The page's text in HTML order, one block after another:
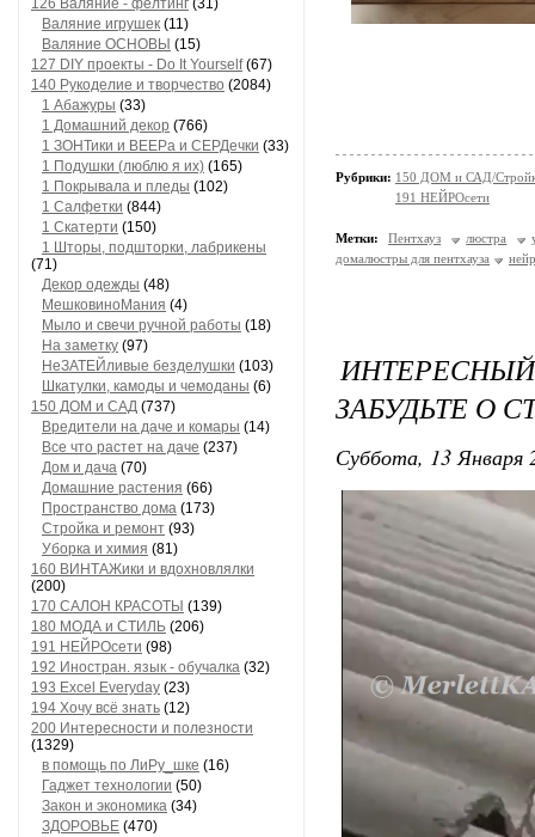
126 Валяние - фелтинг (31)
Валяние игрушек (11)
Валяние ОСНОВЫ (15)
127 DIY проекты - Do It Yourself(67)
140 Рукоделие и творчество (2084)
1 Абажуры (33)
1 Домашний декор (766)
1 ЗОНТики и ВЕЕРа и СЕРДечки (33)
1 Подушки (люблю я их) (165)
1 Покрывала и пледы (102)
1 Салфетки (844)
1 Скатерти (150)
1 Шторы, подшторки, лабрикены
(71)
Декор одежды (48)
МешковиноМания (4)
Мыло и свечи ручной работы (18)
На заметку (97)
НеЗАТЕЙливые безделушки (103)
Шкатулки, камоды и чемоданы (6)
150 ДОМ и САД (737)
Вредители на даче и комары (14)
Все что растет на даче (237)
Дом и дача (70)
Домашние растения (66)
Пространство дома (173)
Стройка и ремонт (93)
Уборка и химия (81)
160 ВИНТАЖики и вдохновлялки
(200)
170 САЛОН КРАСОТЫ (139)
180 МОДА и СТИЛЬ (206)
191 НЕЙРОсети (98)
192 Иностран. язык - обучалка (32)
193 Excel Everyday (23)
194 Хочу всё знать (12)
200 Интересности и полезности
(1329)
в помощь по ЛиРу_шке (16)
Гаджет технологии (50)
Закон и экономика (34)
ЗДОРОВЬЕ (470)
Рубрики: 150 ДОМ и САД/
191 НЕЙРОсети
Метки: Пентхауз люстра
домалюстры для пентхауза
ЗАБУДЬТЕ О
Суббота, 13 Января